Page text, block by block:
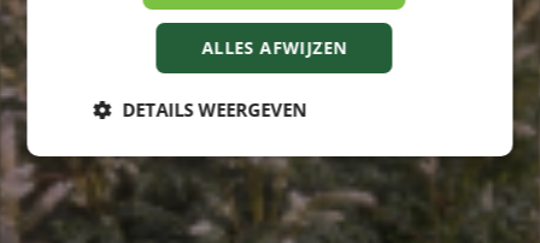
ALLES AFWIJZEN
DETAILS WEERGEVEN